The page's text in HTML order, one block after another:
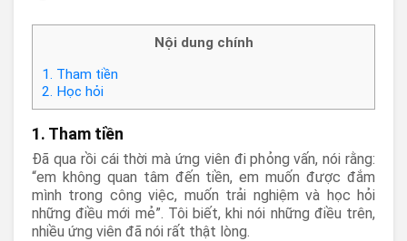
Nội dung chính
1. Tham tiền
2. Học hỏi
1. Tham tiền
Đã qua rồi cái thời mà ứng viên đi phỏng vấn, nói rằng:
“em không quan tâm đến tiền, em muốn được đắm
mình trong công việc, muốn trải nghiệm và học hỏi
những điều mới mẻ”. Tôi biết, khi nói những điều trên,
nhiều ứng viên đã nói rất thật lòng.